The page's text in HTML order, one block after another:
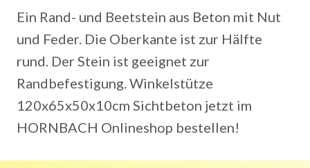
Ein Rand- und Beetstein aus Beton mit Nut
und Feder. Die Oberkante ist zur Hälfte
rund. Der Stein ist geeignet zur
Randbefestigung. Winkelstütze
120x65x50x10cm Sichtbeton jetzt im
HORNBACH Onlineshop bestellen!